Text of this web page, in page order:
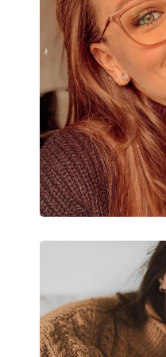
Puzdro:
Čistiaca handrička:
Ostatné
Typ:
Kategória:
Značka:
Kód: